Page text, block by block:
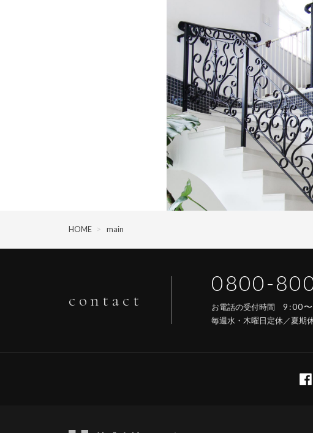
HOME > main
contact
0800-
お電話の受付時間9:00
毎週水・木曜日定休／夏期